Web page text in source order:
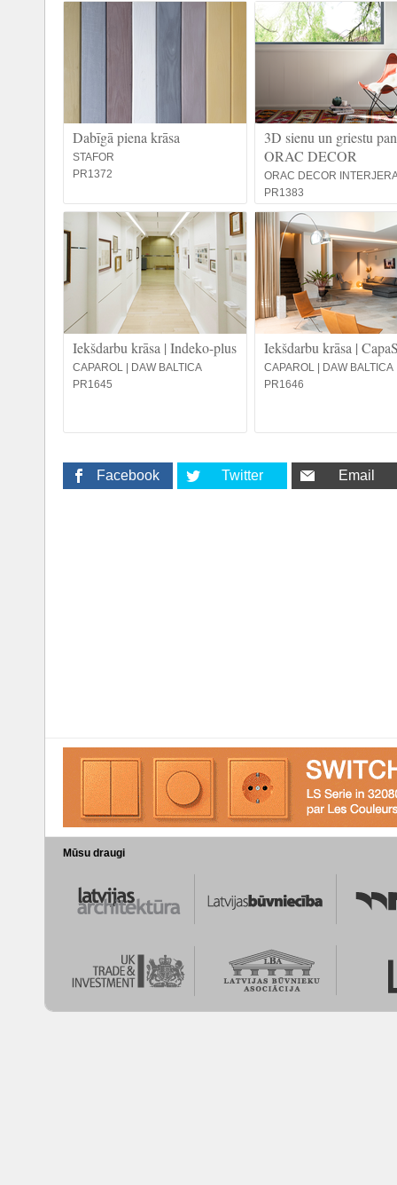
Dabīgā piena krāsa
STAFOR
PR1372
3D sienu un griestu
ORAC DECOR
ORAC DECOR
PR1383
Iekšdarbu krāsa | Indeko-plus
CAPAROL | DAW BALTICA
PR1645
Iekšdarbu krāsa |
CAPAROL | DAW BALTICA
PR1646
Facebook Twitter Email
Mūsu draugi